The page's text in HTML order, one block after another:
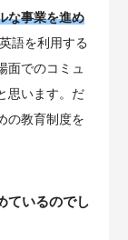
な事業を進め
語を利用する
面でのコミュ
思います。だ
の教育制度を
ているのでし